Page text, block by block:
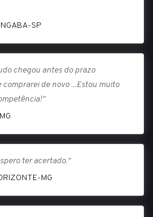
SP
chegou antes do prazo
de novo ...Estou muito
ter acertado."
MG